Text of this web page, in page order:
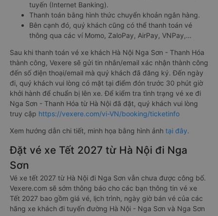
tuyến (Internet Banking).
Thanh toán bằng hình thức chuyển khoản ngân hàng.
Bên cạnh đó, quý khách cũng có thể thanh toán vé
thông qua các ví Momo, ZaloPay, AirPay, VNPay,…
Sau khi thanh toán vé xe khách Hà Nội Nga Sơn - Thanh Hóa
thành công, Vexere sẽ gửi tin nhắn/email xác nhận thành công
đến số điện thoại/email mà quý khách đã đăng ký. Đến ngày
đi, quý khách vui lòng có mặt tại điểm đón trước 30 phút giờ
khởi hành để chuẩn bị lên xe. Để kiểm tra tình trạng vé xe đi
Nga Sơn - Thanh Hóa từ Hà Nội đã đặt, quý khách vui lòng
truy cập https://vexere.com/vi-VN/booking/ticketinfo
Xem hướng dẫn chi tiết, minh họa bằng hình ảnh tại đây.
Đặt vé xe Tết 2027 từ Hà Nội đi Nga
Sơn
Vé xe tết 2027 từ Hà Nội đi Nga Sơn vẫn chưa được công bố.
Vexere.com sẽ sớm thông báo cho các bạn thông tin vé xe
Tết 2027 bao gồm giá vé, lịch trình, ngày giờ bán vé của các
hãng xe khách đi tuyến đường Hà Nội - Nga Sơn và Nga Sơn